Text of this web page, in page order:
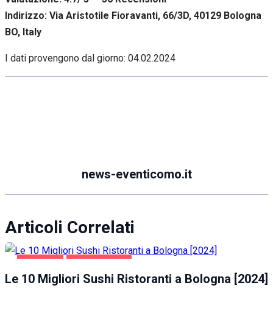
Indirizzo: Via Aristotile Fioravanti, 66/3D, 40129 Bologna
BO, Italy
I dati provengono dal giorno: 04.02.2024
news-eventicomo.it
Articoli Correlati
Le 10 Migliori Sushi Ristoranti a Bologna [2024]